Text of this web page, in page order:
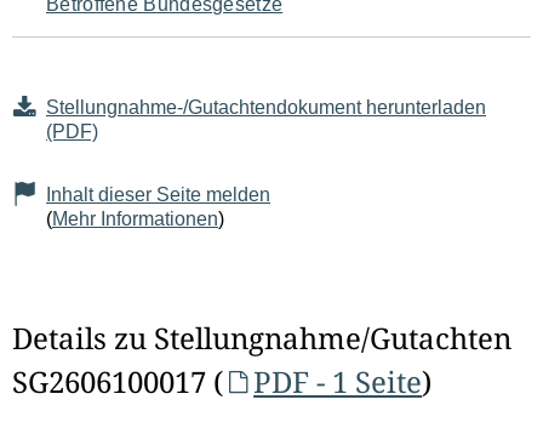
Betroffene Bundesgesetze
Stellungnahme-/Gutachtendokument herunterladen
(PDF)
Inhalt dieser Seite melden
(Mehr Informationen)
Details zu Stellungnahme/Gutachten
SG2606100017 (
PDF - 1 Seite)